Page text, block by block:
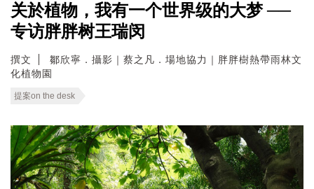
关於植物，我有一个世界级的大梦 ──
专访胖胖树王瑞闵
撰文
鄒欣寧．攝影｜蔡之凡．場地協力｜胖胖樹熱帶雨林文
化植物園
提案on the desk